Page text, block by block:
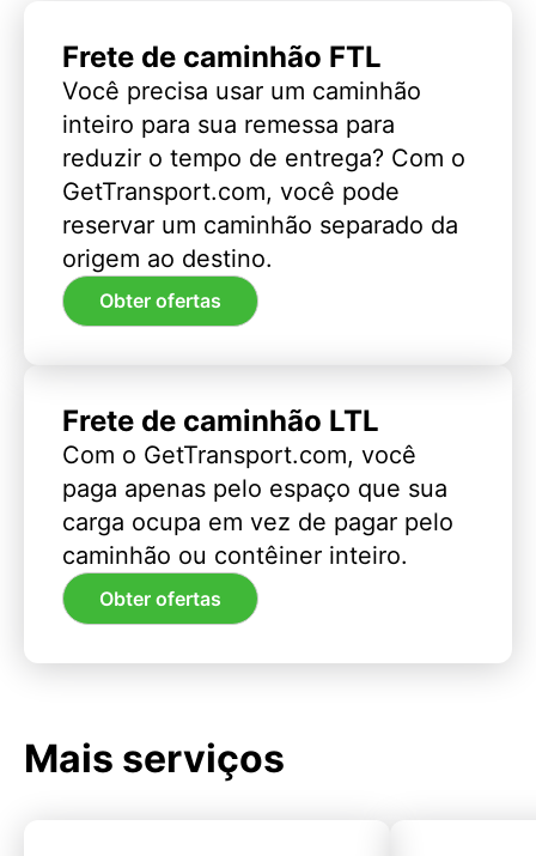
Frete de caminhão FTL
Você precisa usar um caminhão
inteiro para sua remessa para
reduzir o tempo de entrega? Com o
GetTransport.com, você pode
reservar um caminhão separado da
origem ao destino.
Obter ofertas
Frete de caminhão LTL
Com o GetTransport.com, você
paga apenas pelo espaço que sua
carga ocupa em vez de pagar pelo
caminhão ou contêiner inteiro.
Obter ofertas
Mais serviços